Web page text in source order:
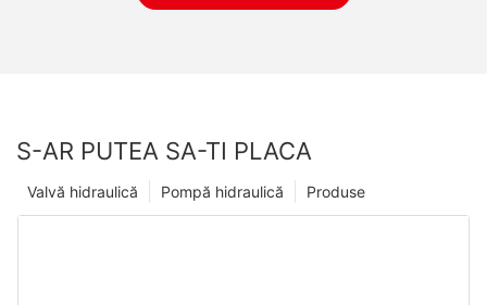
S-AR PUTEA SA-TI PLACA
Produse
Pompă hidraulică
Valvă hidraulică